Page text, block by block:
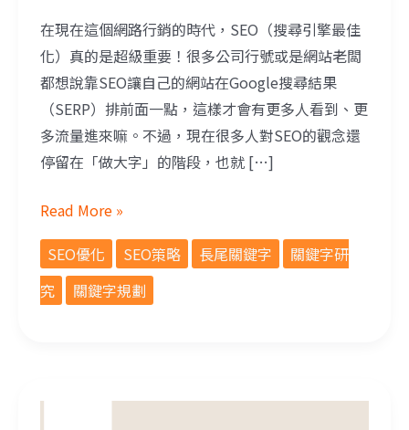
在現在這個網路行銷的時代，SEO（搜尋引擎最佳
化）真的是超級重要！很多公司行號或是網站老闆
都想說靠SEO讓自己的網站在Google搜尋結果
（SERP）排前面一點，這樣才會有更多人看到、更
多流量進來嘛。不過，現在很多人對SEO的觀念還
停留在「做大字」的階段，也就 […]
Read More »
SEO優化
SEO策略 長尾關鍵字
關鍵字研
究
關鍵字規劃
SEO 關鍵字是什麼？如何挑選適合的關鍵字？